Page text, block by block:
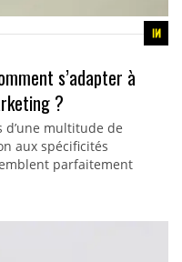
s’adapter à
?
d’une multitude de
aux spécificités
parfaitement